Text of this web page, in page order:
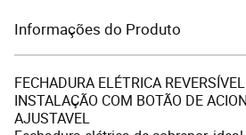
Informações do Produto
FECHADURA ELÉTRICA
INSTALAÇÃO COM BOTÃO DE
AJUSTAVEL